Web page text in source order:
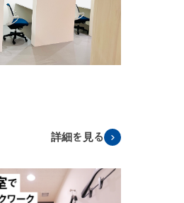
詳細を見る